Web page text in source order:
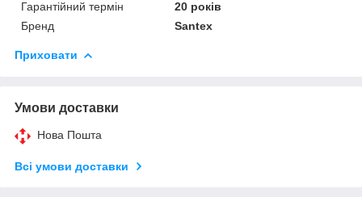
Гарантійний термін
20 років
Бренд
Santex
Приховати
Умови доставки
Нова Пошта
Всі умови доставки